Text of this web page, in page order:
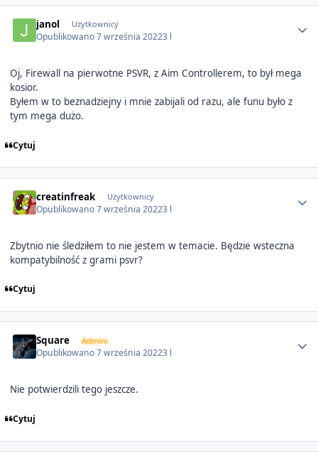
janol Użytkownicy
Opublikowano7 września 20223 l
Oj, Firewall na pierwotne PSVR, z Aim Controllerem, to był mega
kosior.
Byłem w to beznadziejny i mnie zabijali od razu, ale funu było z
tym mega dużo.
Cytuj
creatinfreak Użytkownicy
Opublikowano7 września 20223 l
Zbytnio nie śledziłem to nie jestem w temacie. Będzie wsteczna
kompatybilność z grami psvr?
Cytuj
Square Admini
Opublikowano7 września 20223 l
Nie potwierdzili tego jeszcze.
Cytuj